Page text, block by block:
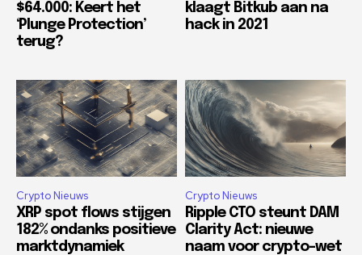
$64.000: Keert het
‘Plunge Protection’
terug?
klaagt Bitkub aan na
hack in 2021
Crypto Nieuws
XRP spot flows stijgen
182% ondanks positieve
marktdynamiek
Crypto Nieuws
Ripple CTO steunt DAM
Clarity Act: nieuwe
naam voor crypto-wet